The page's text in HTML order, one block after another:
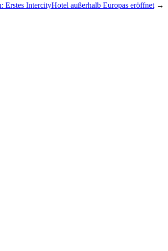
Erstes IntercityHotel außerhalb Europas eröffnet →